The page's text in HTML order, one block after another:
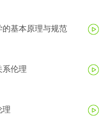
的基本原理与规范
系伦理
理